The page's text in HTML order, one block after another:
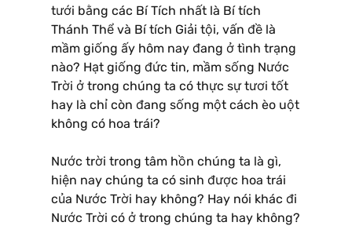
tưới bằng các Bí Tích nhất là Bí tích
Thánh Thể và Bí tích Giải tội, vấn đề là
mầm giống ấy hôm nay đang ở tình trạng
nào? Hạt giống đức tin, mầm sống Nước
Trời ở trong chúng ta có thực sự tươi tốt
hay là chỉ còn đang sống một cách èo uột
không có hoa trái?
Nước trời trong tâm hồn chúng ta là gì,
hiện nay chúng ta có sinh được hoa trái
của Nước Trời hay không? Hay nói khác đi
Nước Trời có ở trong chúng ta hay không?